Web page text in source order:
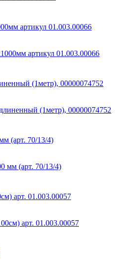
артикул 01.003.00066
(1метр), 00000074752
(арт. 70/13/4)
арт. 01.003.00057